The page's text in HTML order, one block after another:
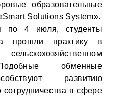
образовательные
Solutions System».
по 4 июля, студенты
прошли практику в
обменные
развитию
сотрудничества в сфере